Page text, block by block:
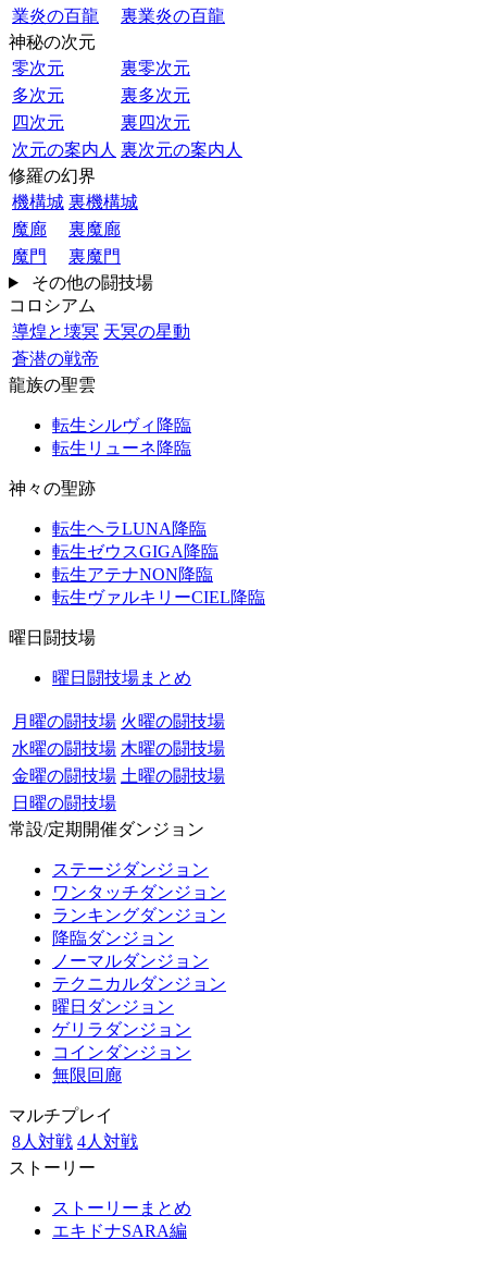
業炎の百龍
裏業炎の百龍
神秘の次元
零次元
裏零次元
多次元
裏多次元
四次元
裏四次元
次元の案内人 裏次元の案内人
修羅の幻界
機構城 裏機構城
魔廊
裏魔廊
魔門
裏魔門
その他の闘技場
コロシアム
導煌と壊冥 天冥の星動
蒼潜の戦帝
龍族の聖雲
転生シルヴィ降臨
転生リューネ降臨
神々の聖跡
転生ヘラLUNA降臨
転生ゼウスGIGA降臨
転生アテナNON降臨
転生ヴァルキリーCIEL降臨
曜日闘技場
曜日闘技場まとめ
月曜の闘技場 火曜の闘技場
水曜の闘技場 木曜の闘技場
金曜の闘技場 土曜の闘技場
日曜の闘技場
常設/定期開催ダンジョン
ステージダンジョン
ワンタッチダンジョン
ランキングダンジョン
降臨ダンジョン
ノーマルダンジョン
テクニカルダンジョン
曜日ダンジョン
ゲリラダンジョン
コインダンジョン
無限回廊
マルチプレイ
8人対戦 4人対戦
ストーリー
ストーリーまとめ
エキドナSARA編